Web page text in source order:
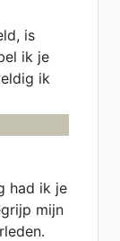
is
ik je
ik
had ik je
mijn